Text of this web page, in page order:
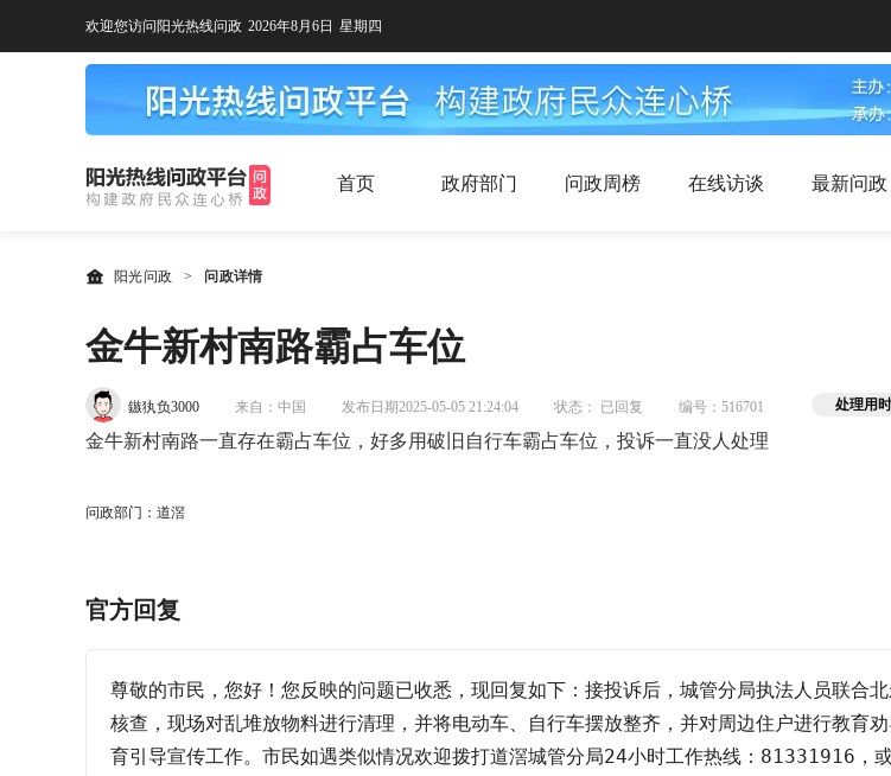
欢迎您访问阳光热线问政 2026年8月6日 星期四
首页 政府部门 问政周榜 在线访谈 最新问政
阳光问政 > 问政详情
金牛新村南路霸占车位
鏃犱负3000 来自：中国 发布日期2025-05-05 21:24:04 状态： 已回复 编号：516701 处理用
金牛新村南路一直存在霸占车位，好多用破旧自行车霸占车位，投诉一直没人处理
问政部门：道滘
官方回复
尊敬的市民，您好！您反映的问题已收悉，现回复如下：接投诉后，城管分局执法人员联合
核查，现场对乱堆放物料进行清理，并将电动车、自行车摆放整齐，并对周边住户进行教育
育引导宣传工作。市民如遇类似情况欢迎拨打道滘城管分局24小时工作热线：81331916